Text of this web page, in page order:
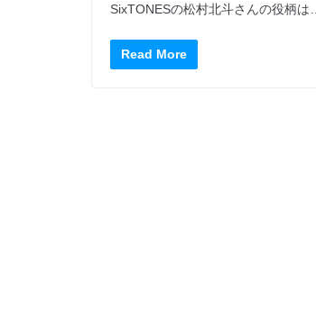
SixTONESの松村北斗さんの役柄は…
Read More